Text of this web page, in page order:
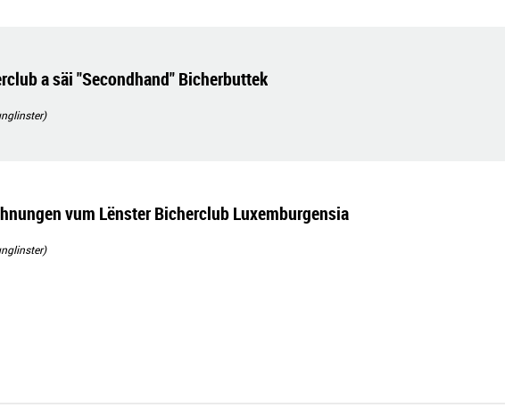
a säi "Secondhand" Bicherbuttek
vum Lënster Bicherclub Luxemburgensia